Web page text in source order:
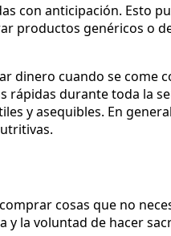
con anticipación. Esto
productos genéricos o
dinero cuando se
durante toda la
y asequibles. En
cosas que no
la voluntad de hacer